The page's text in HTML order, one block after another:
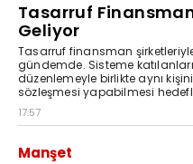
Tasarruf
Geliyor
Tasarruf finansman
gündemde. Sisteme
düzenlemeyle birlikte aynı
sözleşmesi yapabilmesi
17:57
Manşet